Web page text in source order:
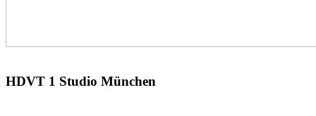
HDVT 1 Studio München